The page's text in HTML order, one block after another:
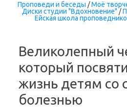
Проповеди и беседы /Моё
Диски студии "Вдохновение" /
Ейская школа
Великолепный
который
жизнь детям со
болезнью